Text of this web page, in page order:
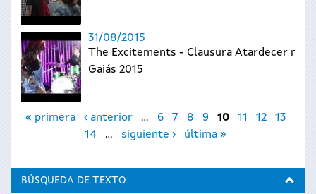
31/08/2015
The Excitements - Clausura Atardecer no
Gaiás 2015
Páginas
« primera ‹ anterior … 6 7 8 9 10 11 12
13
14
… siguiente › última »
BÚSQUEDA DE TEXTO